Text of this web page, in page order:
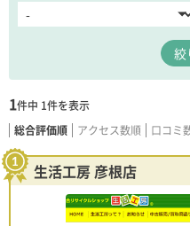
絞
1件中 1件を表示
総合評価順
アクセス数順 口コミ
生活工房 彦根店